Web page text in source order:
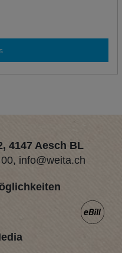
4147 Aesch BL
, info@weita.ch